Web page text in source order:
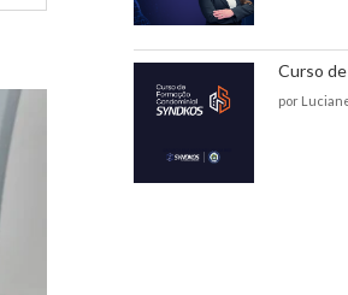
Curso
por